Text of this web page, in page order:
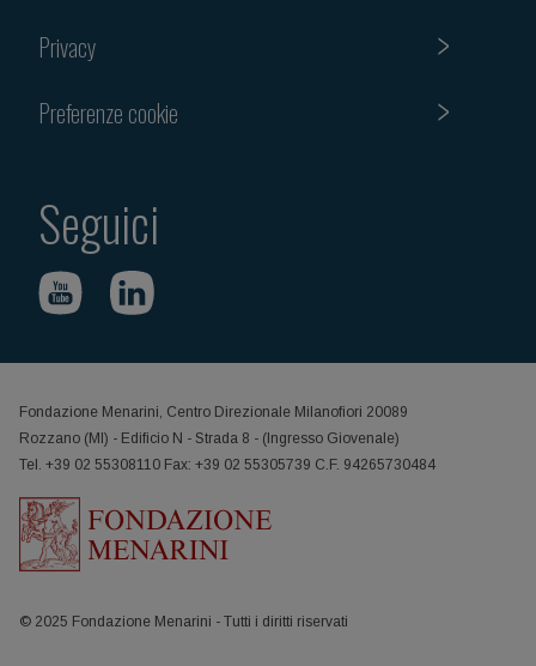
Privacy
Preferenze cookie
Seguici
Fondazione Menarini, Centro Direzionale Milanofiori 20089
Rozzano (MI) - Edificio N - Strada 8 - (Ingresso Giovenale)
Tel. +39 02 55308110 Fax: +39 02 55305739 C.F. 94265730484
© 2025 Fondazione Menarini - Tutti i diritti riservati